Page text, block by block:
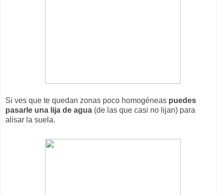
Si ves que te quedan zonas poco homogéneas puedes
pasarle una lija de agua (de las que casi no lijan) para
alisar la suela.